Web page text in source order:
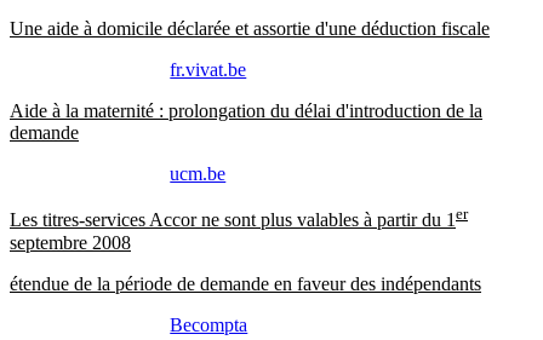
Une aide à domicile déclarée et assortie d'une déduction fiscale
fr.vivat.be
Aide à la maternité : prolongation du délai d'introduction de la
demande
ucm.be
Les titres-services Accor ne sont plus valables à partir du 1er
septembre 2008
étendue de la période de demande en faveur des indépendants
Becompta